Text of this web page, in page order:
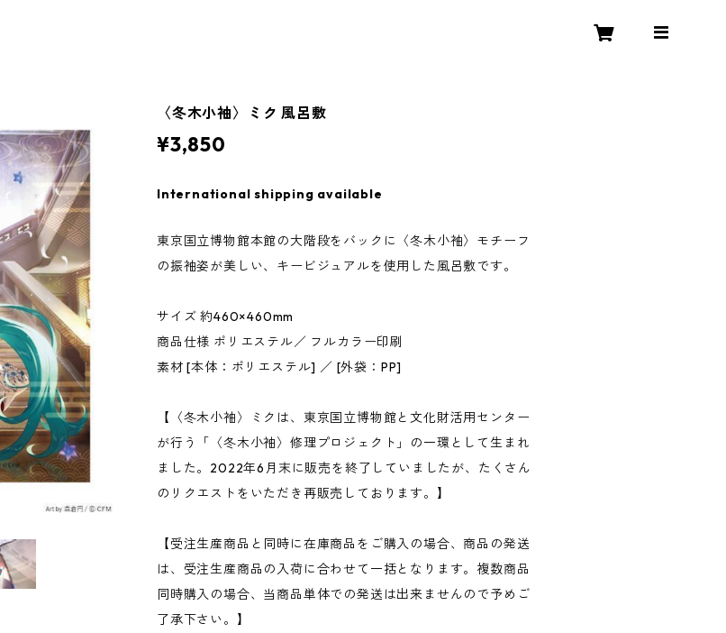
〈冬木小袖〉ミク 風呂敷
¥3,850
International shipping available
東京国立博物館本館の大階段をバックに〈冬木小袖〉モチーフ
の振袖姿が美しい、キービジュアルを使用した風呂敷です。
サイズ 約460×460mm
商品仕様 ポリエステル／ フルカラー印刷
素材 [本体：ポリエステル] ／ [外袋：PP]
【〈冬木小袖〉ミクは、東京国立博物館と文化財活用センター
が行う「〈冬木小袖〉修理プロジェクト」の一環として生まれ
ました。2022年6月末に販売を終了していましたが、たくさん
のリクエストをいただき再販売しております。】
【受注生産商品と同時に在庫商品をご購入の場合、商品の発送
は、受注生産商品の入荷に合わせて一括となります。複数商品
同時購入の場合、当商品単体での発送は出来ませんので予めご
了承下さい。】